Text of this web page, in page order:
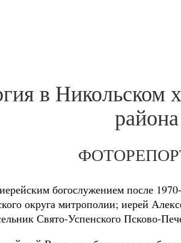
в Никольском
района
богослужением после
округа митрополии; иерей
Свято-Успенского Псково-